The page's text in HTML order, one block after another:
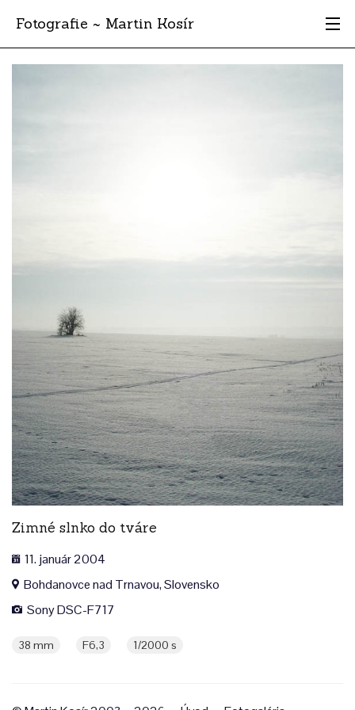
Fotografie ~ Martin Kosír
Moje obľúbené
Zimné slnko do tváre
11. január 2004
Bohdanovce nad Trnavou, Slovensko
Sony DSC-F717
38 mm F6,3 1/2000 s